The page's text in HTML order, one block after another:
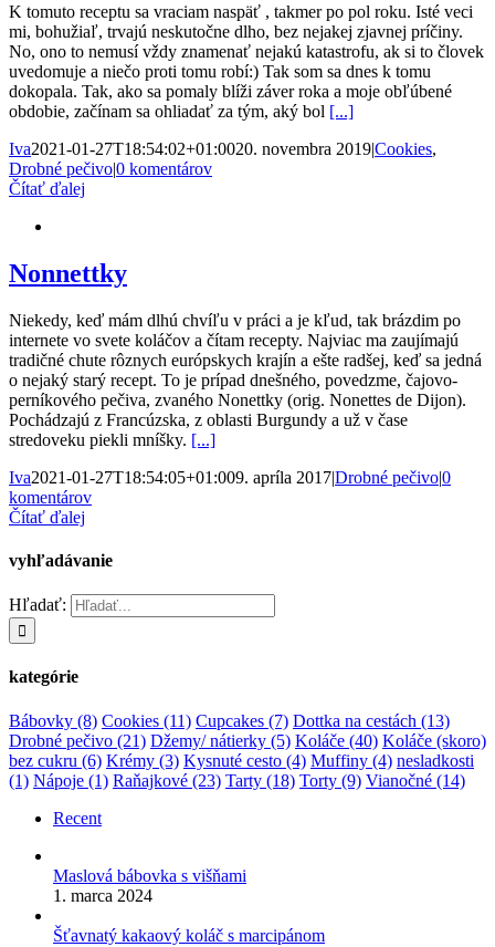
K tomuto receptu sa vraciam naspäť , takmer po pol roku. Isté veci
mi, bohužiaľ, trvajú neskutočne dlho, bez nejakej zjavnej príčiny.
No, ono to nemusí vždy znamenať nejakú katastrofu, ak si to človek
uvedomuje a niečo proti tomu robí:) Tak som sa dnes k tomu
dokopala. Tak, ako sa pomaly blíži záver roka a moje obľúbené
obdobie, začínam sa ohliadať za tým, aký bol [...]
Iva2021-01-27T18:54:02+01:0020. novembra 2019|Cookies,
Drobné pečivo|0 komentárov
Čítať ďalej
Nonnettky
Niekedy, keď mám dlhú chvíľu v práci a je kľud, tak brázdim po
internete vo svete koláčov a čítam recepty. Najviac ma zaujímajú
tradičné chute rôznych európskych krajín a ešte radšej, keď sa jedná
o nejaký starý recept. To je prípad dnešného, povedzme, čajovo-
perníkového pečiva, zvaného Nonettky (orig. Nonettes de Dijon).
Pochádzajú z Francúzska, z oblasti Burgundy a už v čase
stredoveku piekli mníšky. [...]
Iva2021-01-27T18:54:05+01:009. apríla 2017|Drobné pečivo|0
komentárov
Čítať ďalej
vyhľadávanie
Hľadať:
kategórie
Bábovky (8) Cookies (11) Cupcakes (7) Dottka na cestách (13)
Drobné pečivo (21) Džemy/ nátierky (5) Koláče (40) Koláče (skoro)
bez cukru (6) Krémy (3) Kysnuté cesto (4) Muffiny (4) nesladkosti
(1) Nápoje (1) Raňajkové (23) Tarty (18) Torty (9) Vianočné (14)
Recent
Maslová bábovka s višňami
1. marca 2024
Šťavnatý kakaový koláč s marcipánom